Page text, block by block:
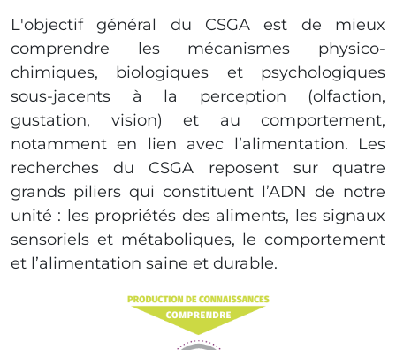
L'objectif général du CSGA est de mieux
comprendre les mécanismes physico-
chimiques, biologiques et psychologiques
sous-jacents à la perception (olfaction,
gustation, vision) et au comportement,
notamment en lien avec l’alimentation. Les
recherches du CSGA reposent sur quatre
grands piliers qui constituent l’ADN de notre
unité : les propriétés des aliments, les signaux
sensoriels et métaboliques, le comportement
et l’alimentation saine et durable.